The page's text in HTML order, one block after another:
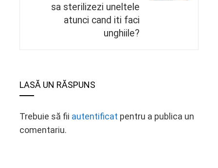
sa sterilizezi uneltele
atunci cand iti faci
unghiile?
LASĂ UN RĂSPUNS
Trebuie să fii autentificat pentru a publica un
comentariu.